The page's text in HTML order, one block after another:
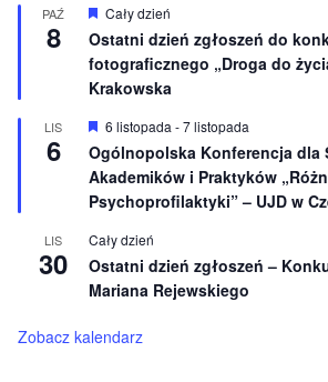
n
o
n
e
PAŹ
8
W
r
ó
ż
n
i
o
n
e
Cały dzień
Ostatni dzień zgłoszeń do
fotograficznego „Droga do
Krakowska
LIS
6
W
r
ó
ż
n
o
n
e
6 listopada -7 listopada
Ogólnopolska Konferencja dla
Akademików i Praktyków
Psychoprofilaktyki” – UJD w
LIS
30
Cały dzień
Ostatni dzień zgłoszeń –
Mariana Rejewskiego
Zobacz kalendarz